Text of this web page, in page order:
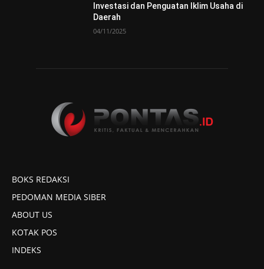
Investasi dan Penguatan Iklim Usaha di
Daerah
04/11/2025
BOKS REDAKSI
PEDOMAN MEDIA SIBER
ABOUT US
KOTAK POS
INDEKS